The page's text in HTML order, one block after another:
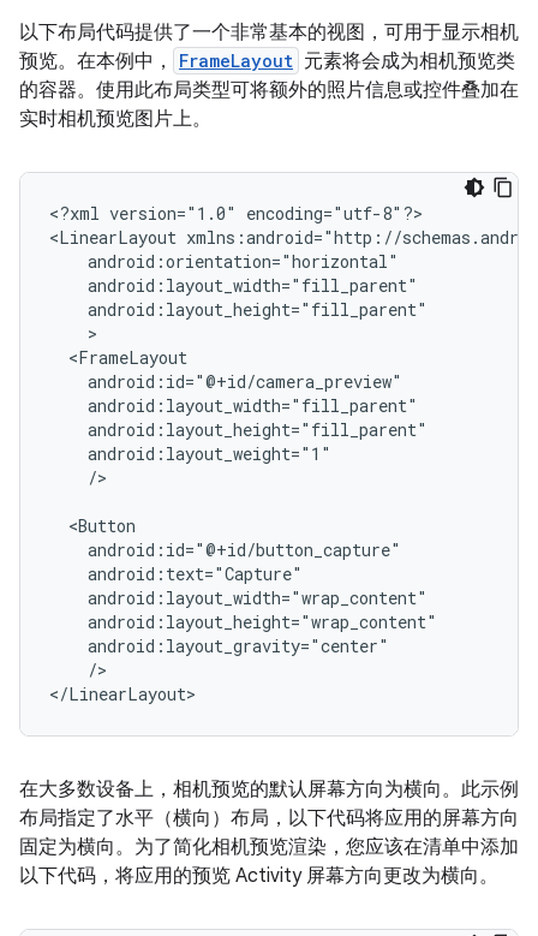
以下布局代码提供了一个非常基本的视图，可用于显示相机
预览。在本例中，
FrameLayout 元素将会成为相机预览类
的容器。使用此布局类型可将额外的照片信息或控件叠加在
实时相机预览图片上。
<?xml version="1.0"
encoding="utf-8"?>
<LinearLayout
/>
/>
</LinearLayout>
在大多数设备上，相机预览的默认屏幕方向为横向。此示例
布局指定了水平（横向）布局，以下代码将应用的屏幕方向
固定为横向。为了简化相机预览渲染，您应该在清单中添加
以下代码，将应用的预览 Activity 屏幕方向更改为横向。